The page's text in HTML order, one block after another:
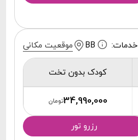
خدمات: BB موقعیت مکانی
کودک بدون تخت
34,990,000تومان
رزرو تور